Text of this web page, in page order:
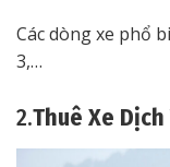
Các dòng xe phổ
3,…
2.Thuê Xe Dịch